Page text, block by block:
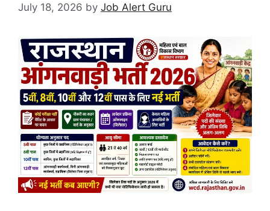
July 18, 2026 by Job Alert Guru